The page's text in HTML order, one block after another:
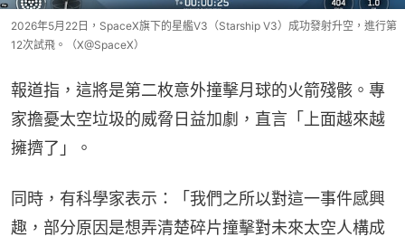
2026年5月22日，SpaceX旗下的星艦V3（Starship V3）成功發射升空，進行第
12次試飛。（X@SpaceX）
報道指，這將是第二枚意外撞擊月球的火箭殘骸。專
家擔憂太空垃圾的威脅日益加劇，直言「上面越來越
擁擠了」。
同時，有科學家表示：「我們之所以對這一事件感興
趣，部分原因是想弄清楚碎片撞擊對未來太空人構成